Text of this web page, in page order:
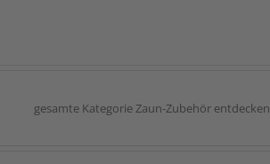
gesamte Kategorie Zaun-Zubehör entdecken